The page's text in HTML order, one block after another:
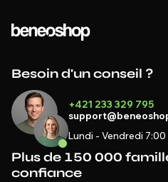
Besoin d'un conseil ?
+421 233 329 795
Lundi - Vendredi 7:00
Plus de 150 000
confiance